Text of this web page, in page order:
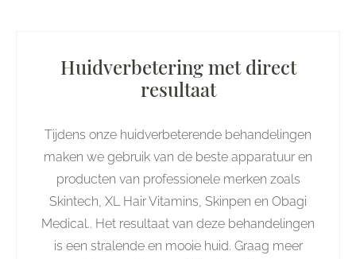
Huidverbetering met direct
resultaat
Tijdens onze huidverbeterende behandelingen
maken we gebruik van de beste apparatuur en
producten van professionele merken zoals
Skintech, XL Hair Vitamins, Skinpen en Obagi
Medical.. Het resultaat van deze behandelingen
is een stralende en mooie huid. Graag meer